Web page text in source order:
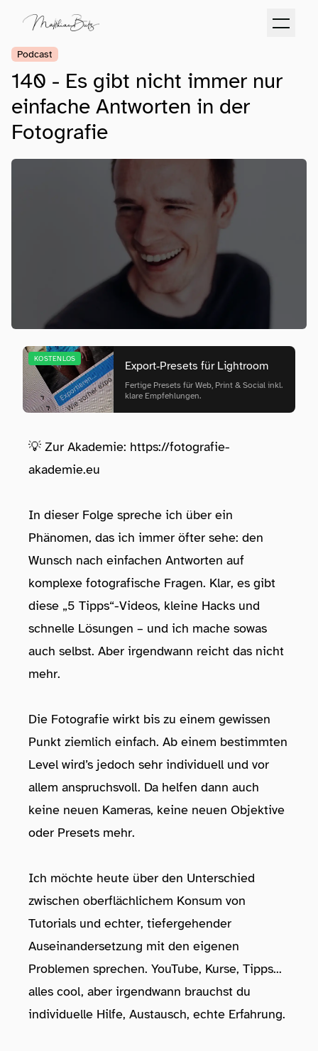
Podcast
140 - Es gibt nicht immer nur
einfache Antworten in der
Fotografie
KOSTENLOS
Export‑Presets für Lightroom
Fertige Presets für Web, Print & Social inkl.
klare Empfehlungen.
💡 Zur Akademie: ⁠⁠⁠⁠⁠⁠⁠⁠⁠ https://fotografie-
akademie.eu⁠
In dieser Folge spreche ich über ein
Phänomen, das ich immer öfter sehe: den
Wunsch nach einfachen Antworten auf
komplexe fotografische Fragen. Klar, es gibt
diese „5 Tipps“-Videos, kleine Hacks und
schnelle Lösungen – und ich mache sowas
auch selbst. Aber irgendwann reicht das nicht
mehr.
Die Fotografie wirkt bis zu einem gewissen
Punkt ziemlich einfach. Ab einem bestimmten
Level wird’s jedoch sehr individuell und vor
allem anspruchsvoll. Da helfen dann auch
keine neuen Kameras, keine neuen Objektive
oder Presets mehr.
Ich möchte heute über den Unterschied
zwischen oberflächlichem Konsum von
Tutorials und echter, tiefergehender
Auseinandersetzung mit den eigenen
Problemen sprechen. YouTube, Kurse, Tipps...
alles cool, aber irgendwann brauchst du
individuelle Hilfe, Austausch, echte Erfahrung.